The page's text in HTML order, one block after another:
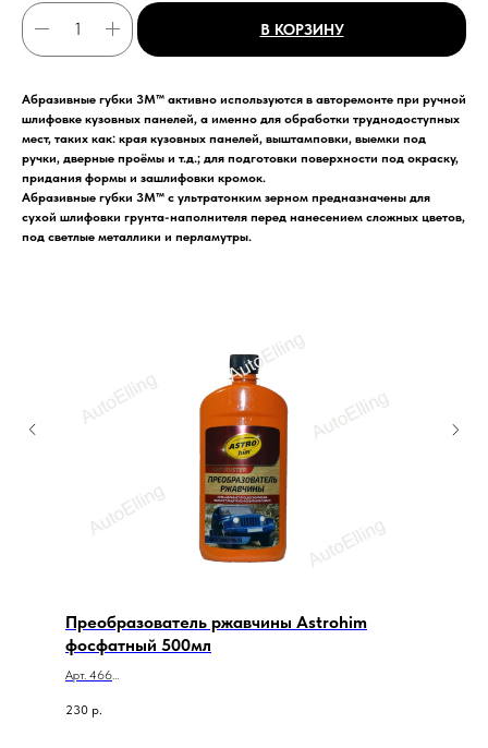
В КОРЗИНУ
Абразивные губки 3M™ активно используются в авторемонте при ручной
шлифовке кузовных панелей, а именно для обработки труднодоступных
мест, таких как: края кузовных панелей, выштамповки, выемки под
ручки, дверные проёмы и т.д.; для подготовки поверхности под окраску,
придания формы и зашлифовки кромок.
Абразивные губки 3M™ с ультратонким зерном предназначены для
сухой шлифовки грунта-наполнителя перед нанесением сложных цветов,
под светлые металлики и перламутры.
Преобразователь ржавчины Astrohim
фосфатный 500мл
Арт. 466
230 р.